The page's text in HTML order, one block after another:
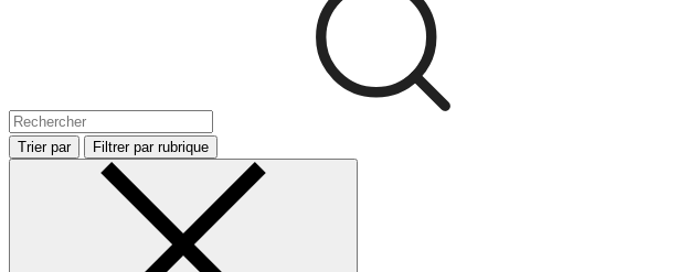
Trier par Filtrer par rubrique